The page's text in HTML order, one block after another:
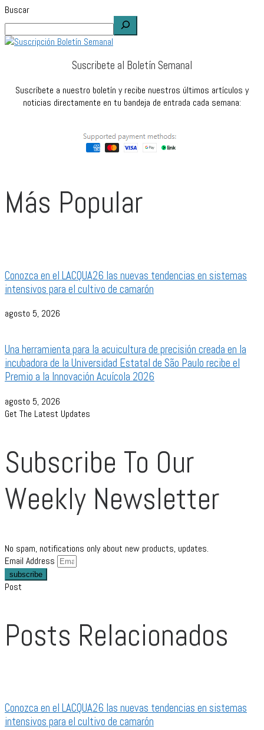
Buscar
Suscribete al Boletín Semanal
Suscríbete a nuestro boletín y recibe nuestros últimos artículos y
noticias directamente en tu bandeja de entrada cada semana:
Más Popular
Conozca en el LACQUA26 las nuevas tendencias en sistemas
intensivos para el cultivo de camarón
agosto 5, 2026
Una herramienta para la acuicultura de precisión creada en la
incubadora de la Universidad Estatal de São Paulo recibe el
Premio a la Innovación Acuícola 2026
agosto 5, 2026
Get The Latest Updates
Subscribe To Our
Weekly Newsletter
No spam, notifications only about new products, updates.
Email Address
subscribe
Post
Posts Relacionados
Conozca en el LACQUA26 las nuevas tendencias en sistemas
intensivos para el cultivo de camarón